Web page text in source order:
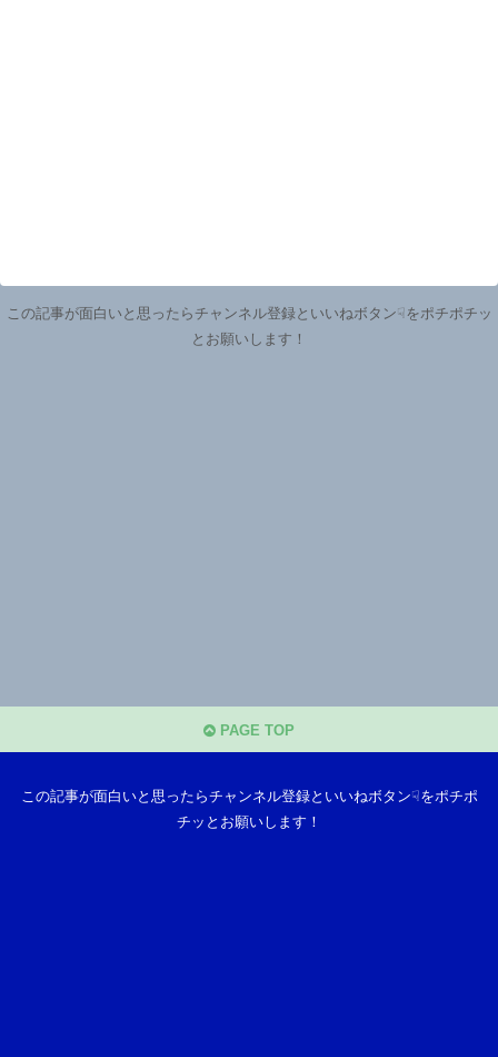
この記事が面白いと思ったらチャンネル登録といいねボタン☟をポチポチッ
とお願いします！
PAGE TOP
この記事が面白いと思ったらチャンネル登録といいねボタン☟をポチポ
チッとお願いします！